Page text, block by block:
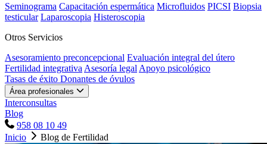
Seminograma Capacitación espermática Microfluidos PICSI Biopsia
testicular Laparoscopia Histeroscopia
Otros Servicios
Asesoramiento preconcepcional Evaluación integral del útero
Fertilidad integrativa Asesoría legal Apoyo psicológico
Tasas de éxito Donantes de óvulos
Área profesionales
Interconsultas
Blog
958 08 10 49
Inicio
Blog de Fertilidad